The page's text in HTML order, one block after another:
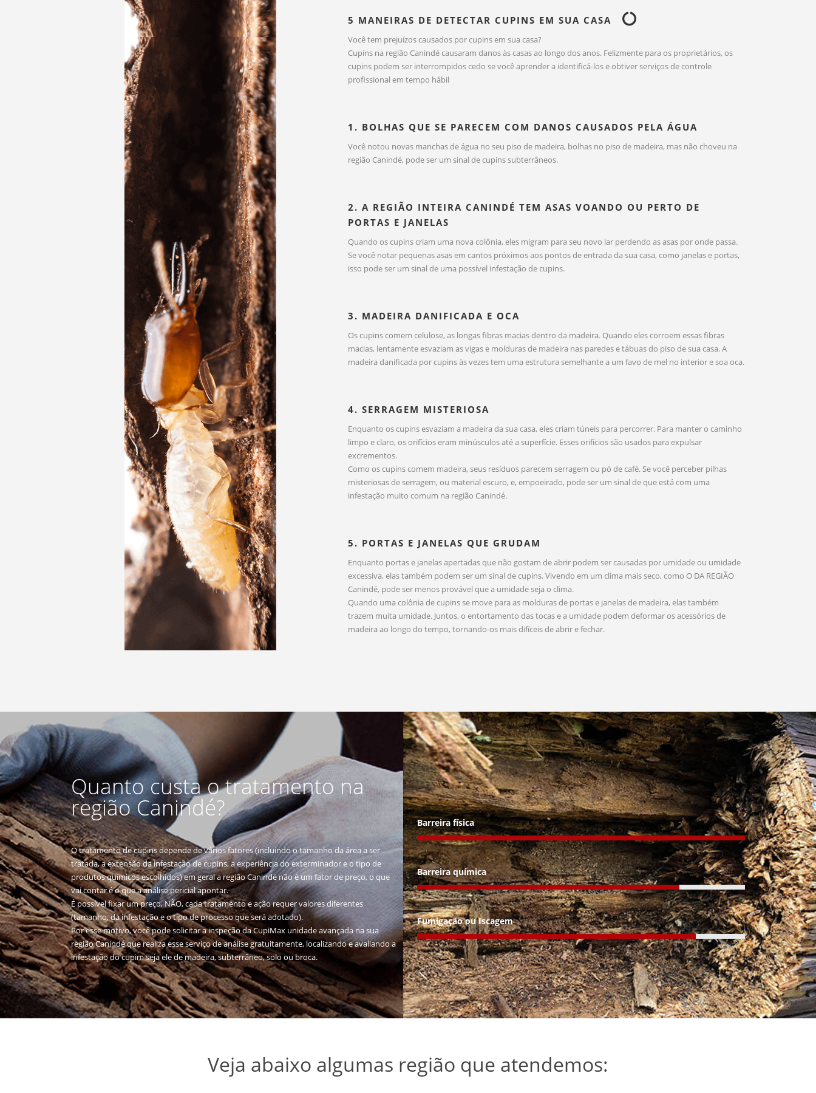
5 MANEIRAS DE DETECTAR CUPINS EM SUA CASA
Você tem prejuízos causados por cupins em sua casa?
Cupins na região Canindé causaram danos às casas ao longo dos anos. Felizmente para os proprietários, os
cupins podem ser interrompidos cedo se você aprender a identificá-los e obtiver serviços de controle
profissional em tempo hábil
1. BOLHAS QUE SE PARECEM COM DANOS CAUSADOS PELA ÁGUA
Você notou novas manchas de água no seu piso de madeira, bolhas no piso de madeira, mas não choveu na
região Canindé, pode ser um sinal de cupins subterrâneos.
2. A REGIÃO INTEIRA CANINDÉ TEM ASAS VOANDO OU PERTO DE
PORTAS E JANELAS
Quando os cupins criam uma nova colônia, eles migram para seu novo lar perdendo as asas por onde passa.
Se você notar pequenas asas em cantos próximos aos pontos de entrada da sua casa, como janelas e portas,
isso pode ser um sinal de uma possível infestação de cupins.
3. MADEIRA DANIFICADA E OCA
Os cupins comem celulose, as longas fibras macias dentro da madeira. Quando eles corroem essas fibras
macias, lentamente esvaziam as vigas e molduras de madeira nas paredes e tábuas do piso de sua casa. A
madeira danificada por cupins às vezes tem uma estrutura semelhante a um favo de mel no interior e soa oca.
4. SERRAGEM MISTERIOSA
Enquanto os cupins esvaziam a madeira da sua casa, eles criam túneis para percorrer. Para manter o caminho
limpo e claro, os orifícios eram minúsculos até a superfície. Esses orifícios são usados para expulsar
excrementos.
Como os cupins comem madeira, seus resíduos parecem serragem ou pó de café. Se você perceber pilhas
misteriosas de serragem, ou material escuro, e, empoeirado, pode ser um sinal de que está com uma
infestação muito comum na região Canindé.
5. PORTAS E JANELAS QUE GRUDAM
Enquanto portas e janelas apertadas que não gostam de abrir podem ser causadas por umidade ou umidade
excessiva, elas também podem ser um sinal de cupins. Vivendo em um clima mais seco, como O DA REGIÃO
Canindé, pode ser menos provável que a umidade seja o clima.
Quando uma colônia de cupins se move para as molduras de portas e janelas de madeira, elas também
trazem muita umidade. Juntos, o entortamento das tocas e a umidade podem deformar os acessórios de
madeira ao longo do tempo, tornando-os mais difíceis de abrir e fechar.
Quanto custa o tratamento na
região Canindé?
O tratamento de cupins depende de vários fatores (incluindo o tamanho da área a ser
tratada, a extensão da infestação de cupins, a experiência do exterminador e o tipo de
produtos químicos escolhidos) em geral a região Canindé não é um fator de preço, o que
vai contar é o que a análise pericial apontar.
É possível fixar um preço, NÃO, cada tratamento e ação requer valores diferentes
(tamanho, da infestação e o tipo de processo que será adotado).
Por esse motivo, você pode solicitar a inspeção da CupiMax unidade avançada na sua
região Canindé que realiza esse serviço de análise gratuitamente, localizando e avaliando a
infestação do cupim seja ele de madeira, subterrâneo, solo ou broca.
Barreira física
Barreira química
Fumigação ou Iscagem
Veja abaixo algumas região que atendemos: